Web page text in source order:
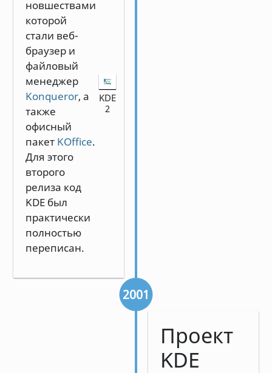
новшествами
которой
стали веб-
браузер и
файловый
менеджер
Konqueror, а
также
офисный
пакет KOffice.
Для этого
второго
релиза код
KDE был
практически
полностью
переписан.
KDE
2
2001
Проект
KDE